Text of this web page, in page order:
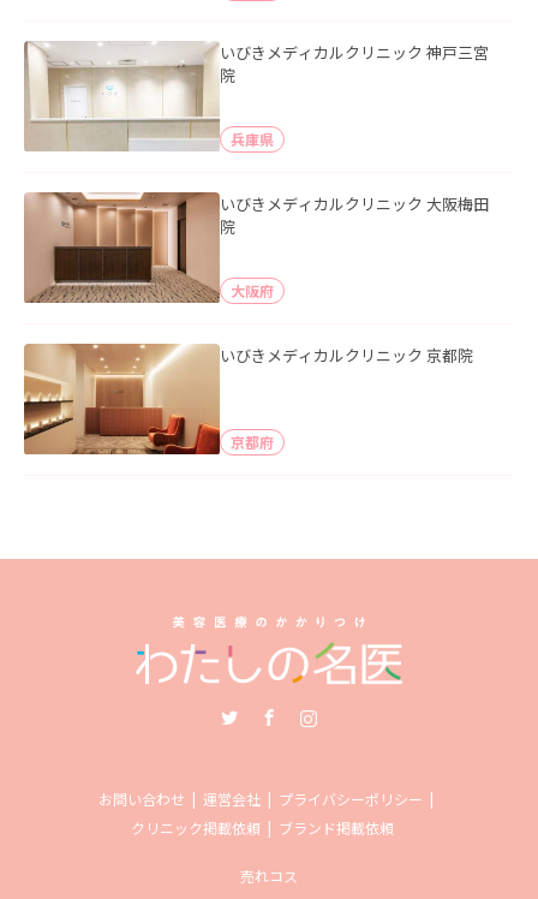
いびきメディカルクリニック 神戸三宮
院
兵庫県
いびきメディカルクリニック 大阪梅田
院
大阪府
いびきメディカルクリニック 京都院
京都府
お問い合わせ 運営会社
プライバシーポリシー
クリニック掲載依頼
ブランド掲載依頼
売れコス